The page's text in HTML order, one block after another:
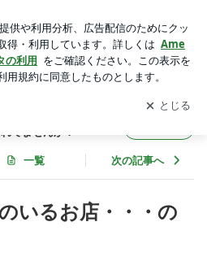
誤魔化しに騙されてませんか？
ブログの更新通知
を受け取りまし
開く
てませんか？
一覧 次の記事へ
いるお店・・・の